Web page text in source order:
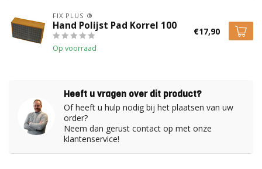
FIX PLUS ®
Hand Polijst Pad Korrel 100
Op voorraad
€17,90
Heeft u vragen over dit product?
Of heeft u hulp nodig bij het plaatsen van uw
order?
Neem dan gerust contact op met onze
klantenservice!